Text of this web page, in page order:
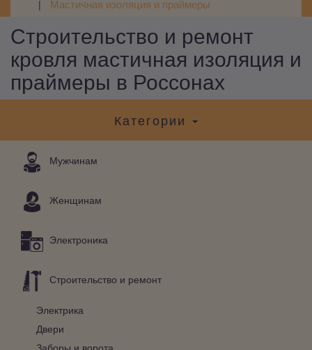
Мастичная изоляция и праймеры
Строительство и ремонт
кровля мастичная изоляция и
праймеры в Россонах
Категории
Мужчинам
Женщинам
Электроника
Строительство и ремонт
Электрика
Двери
Заборы и ворота